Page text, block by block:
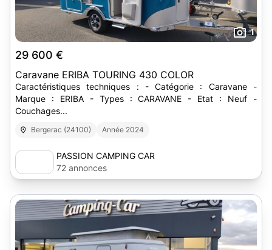
1
29 600 €
Caravane ERIBA TOURING 430 COLOR
Caractéristiques techniques : - Catégorie : Caravane -
Marque : ERIBA - Types : CARAVANE - Etat : Neuf -
Couchages...
Bergerac (24100) Année 2024
PASSION CAMPING CAR
72 annonces